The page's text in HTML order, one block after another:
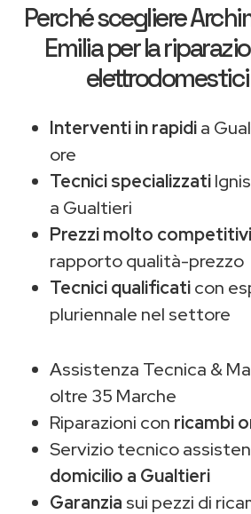
Perché scegliere
Emiliaper la
Interventi in rapidia
ore
Tecnici specializzati
a Gualtieri
Prezzi molto competitivi
rapporto qualità-prezzo
Tecnici qualificaticon
pluriennale nel settore
Assistenza Tecnica &
oltre 35 Marche
Riparazioni con ricambi
Servizio tecnico
domicilio a Gualtieri
Garanzia sui pezzi di